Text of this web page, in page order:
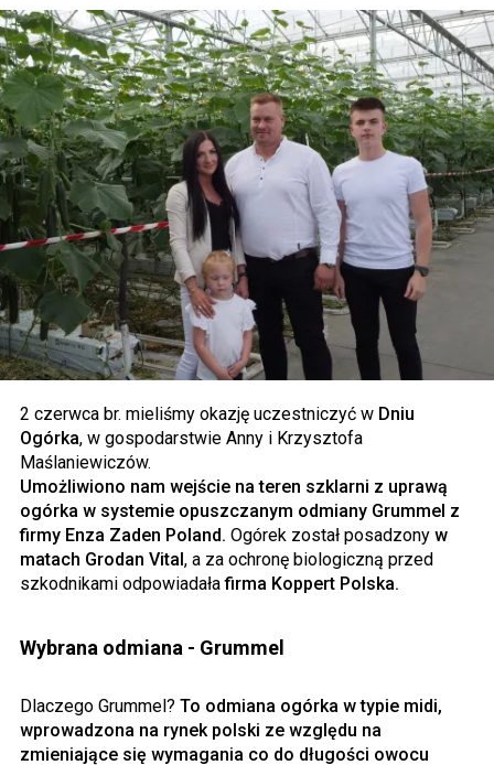
2 czerwca br. mieliśmy okazję uczestniczyć w Dniu
Ogórka, w gospodarstwie Anny i Krzysztofa
Maślaniewiczów.
Umożliwiono nam wejście na teren szklarni z uprawą
ogórka w systemie opuszczanym odmiany Grummel z
firmy Enza Zaden Poland. Ogórek został posadzony w
matach Grodan Vital, a za ochronę biologiczną przed
szkodnikami odpowiadałafirma Koppert Polska.
Wybrana odmiana - Grummel
Dlaczego Grummel? To odmiana ogórka w typie midi,
wprowadzona na rynek polski ze względu na
zmieniające się wymagania co do długości owocu